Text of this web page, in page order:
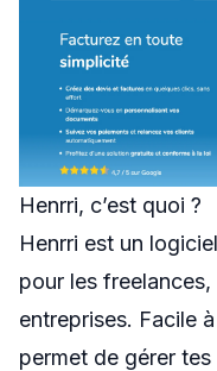
Shine
Proposer un outil
Donner mon avis
Sponsoriser
Henrri, c’est quoi ?
Henrri est un
pour les
entreprises. Facile
permet de gérer